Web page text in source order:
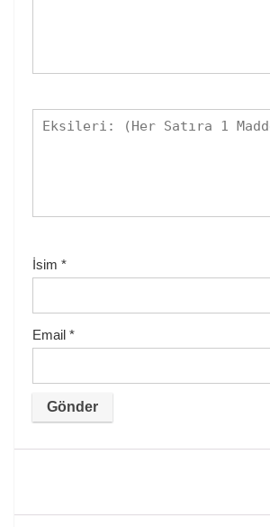
İsim *
Email *